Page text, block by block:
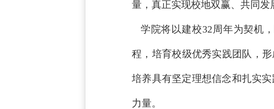
量，真正实现校地双赢、共同发
学院将以建校32周年为契机
程，培育校级优秀实践团队，
培养具有坚定理想信念和扎实
力量。